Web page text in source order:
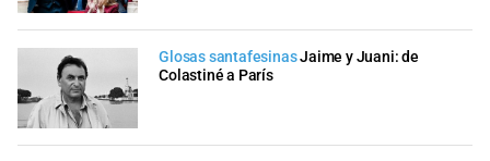
Glosas santafesinasJaime y Juani: de
Colastiné a París